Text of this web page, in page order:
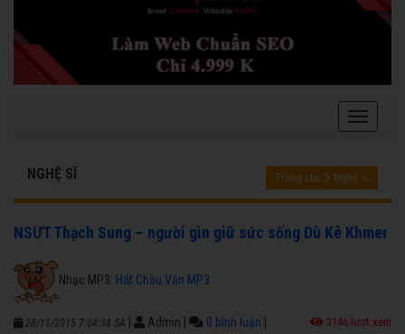
NGHỆ SĨ Trang chủ Nghệ sĩ
NSƯT Thạch Sung – người gìn giữ sức sống Dù Kê Khmer
Nhạc MP3: Hát Chầu Văn MP3
28/11/2015 7:04:38 SA Admin 0 bình luận 3146 lượt xem